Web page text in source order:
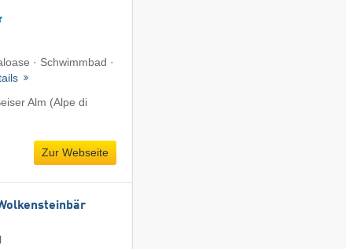
· Schwimmbad ·
Alm (Alpe di
Zur Webseite